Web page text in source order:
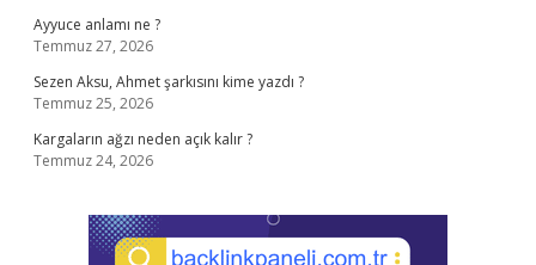
Ayyuce anlamı ne ?
Temmuz 27, 2026
Sezen Aksu, Ahmet şarkısını kime yazdı ?
Temmuz 25, 2026
Kargaların ağzı neden açık kalır ?
Temmuz 24, 2026